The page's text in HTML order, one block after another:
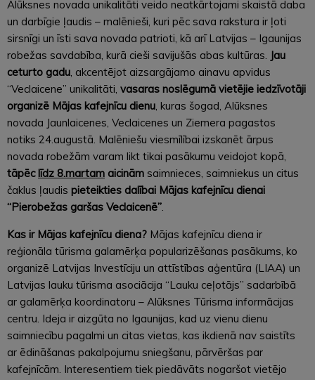
Alūksnes novada unikalitāti veido neatkārtojami skaistā daba
un darbīgie ļaudis – malēnieši, kuri pēc sava rakstura ir ļoti
sirsnīgi un īsti sava novada patrioti, kā arī Latvijas – Igaunijas
robežas savdabība, kurā cieši savijušās abas kultūras. Jau
ceturto gadu, akcentējot aizsargājamo ainavu apvidus
“Veclaicene” unikalitāti, vasaras noslēgumā vietējie iedzīvotāji
organizē Mājas kafejnīcu dienu, kuras šogad, Alūksnes
novada Jaunlaicenes, Veclaicenes un Ziemera pagastos
notiks 24.augustā. Malēniešu viesmīlībai izskanēt ārpus
novada robežām varam likt tikai pasākumu veidojot kopā,
tāpēc līdz 8.martam aicinām saimnieces, saimniekus un citus
čaklus ļaudis pieteikties dalībai Mājas kafejnīcu dienai
“Pierobežas garšas Veclaicenē”.
Kas ir Mājas kafejnīcu diena? Mājas kafejnīcu diena ir
reģionāla tūrisma galamērķa popularizēšanas pasākums, ko
organizē Latvijas Investīciju un attīstības aģentūra (LIAA) un
Latvijas lauku tūrisma asociācija “Lauku ceļotājs” sadarbībā
ar galamērķa koordinatoru – Alūksnes Tūrisma informācijas
centru. Ideja ir aizgūta no Igaunijas, kad uz vienu dienu
saimniecību pagalmi un citas vietas, kas ikdienā nav saistīts
ar ēdināšanas pakalpojumu sniegšanu, pārvēršas par
kafejnīcām. Interesentiem tiek piedāvāts nogaršot vietējo